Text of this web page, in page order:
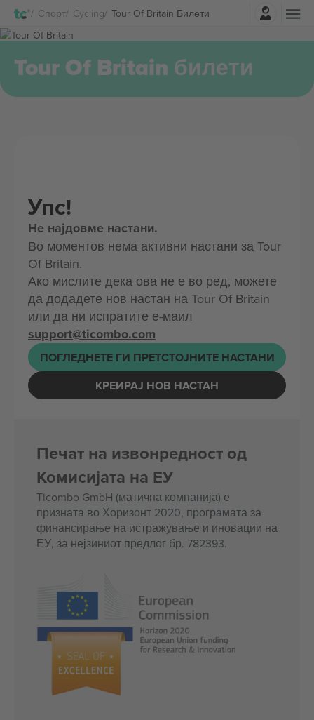
Спорт Cycling Tour Of Britain Билети
Најави се
Tour Of Britain билети
Упс!
Не најдовме настани.
Во моментов нема активни настани за Tour
Of Britain.
Ако мислите дека ова не е во ред, можете
да додадете нов настан на Tour Of Britain
или да ни испратите е-маил
support@ticombo.com
ПОГЛЕДНЕТЕ ГИ ПРЕТСТОЈНИТЕ НАСТАНИ
КРЕИРАЈ НОВ НАСТАН
Печат на извонредност од
Комисијата на ЕУ
Ticombo GmbH (матична компанија) е
призната во Хоризонт 2020, програмата за
финансирање на истражување и иновации на
ЕУ, за нејзиниот предлог бр. 782393.